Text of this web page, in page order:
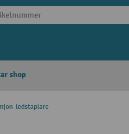
shop
ledstaplare